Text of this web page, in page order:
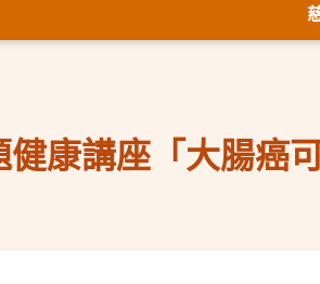
康講座「大腸癌